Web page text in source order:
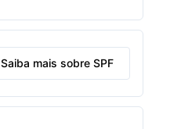
Saiba mais sobre SPF